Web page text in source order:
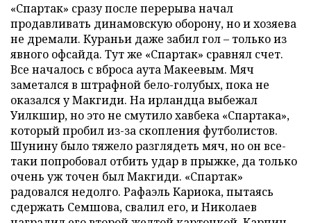
«Спартак» сразу после перерыва начал
продавливать динамовскую оборону, но и хозяева
не дремали. Кураньи даже забил гол – только из
явного офсайда. Тут же «Спартак» сравнял счет.
Все началось с вброса аута Макеевым. Мяч
заметался в штрафной бело-голубых, пока не
оказался у Макгиди. На ирландца выбежал
Уилкшир, но это не смутило хавбека «Спартака»,
который пробил из-за скопления футболистов.
Шунину было тяжело разглядеть мяч, но он все-
таки попробовал отбить удар в прыжке, да только
очень уж точен был Макгиди. «Спартак»
радовался недолго. Рафаэль Кариока, пытаясь
сдержать Семшова, свалил его, и Николаев